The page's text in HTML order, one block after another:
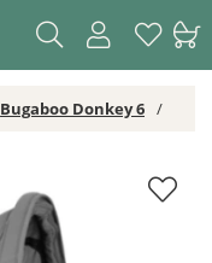
Bugaboo Donkey 6